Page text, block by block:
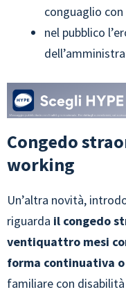
conguaglio con
nel pubblico
Congedo
working
Un’altra novità,
riguarda il congedo
ventiquattro mesi
forma continuativa
familiare con